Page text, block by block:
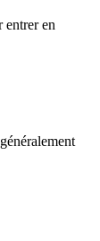
des
les partenaires
entrer en